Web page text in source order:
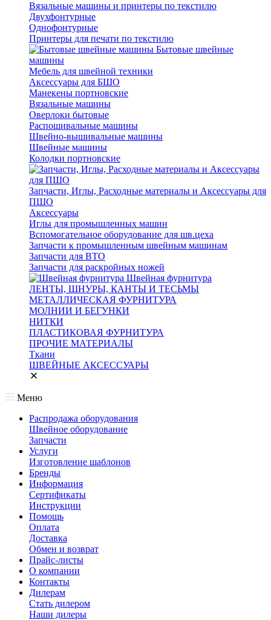
Вязальные машины и принтеры по текстилю
Двухфонтурные
Однофонтурные
Принтеры для печати по текстилю
Бытовые швейные
машины
Мебель для швейной техники
Аксессуары для БШО
Манекены портновские
Вязальные машины
Оверлоки бытовые
Распошивальные машины
Швейно-вышивальные машины
Швейные машины
Колодки портновские
Запчасти, Иглы, Расходные материалы и Аксессуары для
ПШО
Аксессуары
Иглы для промышленных машин
Вспомогательное оборудование для шв.цеха
Запчасти к промышленным швейным машинам
Запчасти для ВТО
Запчасти для раскройных ножей
Швейная фурнитура
ЛЕНТЫ, ШНУРЫ, КАНТЫ И ТЕСЬМЫ
МЕТАЛЛИЧЕСКАЯ ФУРНИТУРА
МОЛНИИ И БЕГУНКИ
НИТКИ
ПЛАСТИКОВАЯ ФУРНИТУРА
ПРОЧИЕ МАТЕРИАЛЫ
Ткани
ШВЕЙНЫЕ АКСЕССУАРЫ
Меню
Распродажа оборудования
Швейное оборудование
Запчасти
Услуги
Изготовление шаблонов
Бренды
Информация
Сертификаты
Инструкции
Помощь
Оплата
Доставка
Обмен и возврат
Прайс-листы
О компании
Контакты
Дилерам
Стать дилером
Наши дилеры